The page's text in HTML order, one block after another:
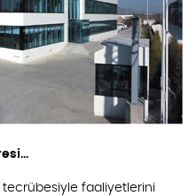
tecrübesiyle faaliyetlerini